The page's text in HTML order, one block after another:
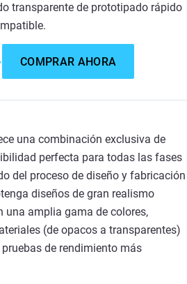
transparente de prototipado rápido
COMPRAR AHORA
una combinación exclusiva de
perfecta para todas las fases
del proceso de diseño y fabricación
diseños de gran realismo
una amplia gama de colores,
(de opacos a transparentes)
de rendimiento más